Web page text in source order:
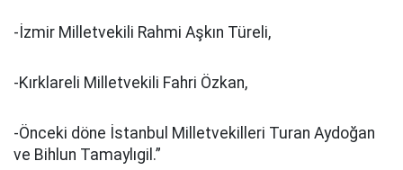
-İzmir Milletvekili Rahmi Aşkın Türeli,
-Kırklareli Milletvekili Fahri Özkan,
-Önceki döne İstanbul Milletvekilleri Turan Aydoğan
ve Bihlun Tamaylıgil.”